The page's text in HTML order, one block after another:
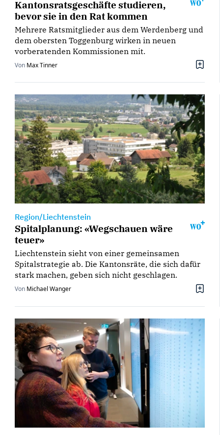
Kantonsratsgeschäfte studieren,
bevor sie in den Rat kommen
Mehrere Ratsmitglieder aus dem Werdenberg und
dem obersten Toggenburg wirken in neuen
vorberatenden Kommissionen mit.
Von Max Tinner
Region/Liechtenstein
Spitalplanung: «Wegschauen wäre
teuer»
Liechtenstein sieht von einer gemeinsamen
Spitalstrategie ab. Die Kantonsräte, die sich dafür
stark machen, geben sich nicht geschlagen.
Von Michael Wanger